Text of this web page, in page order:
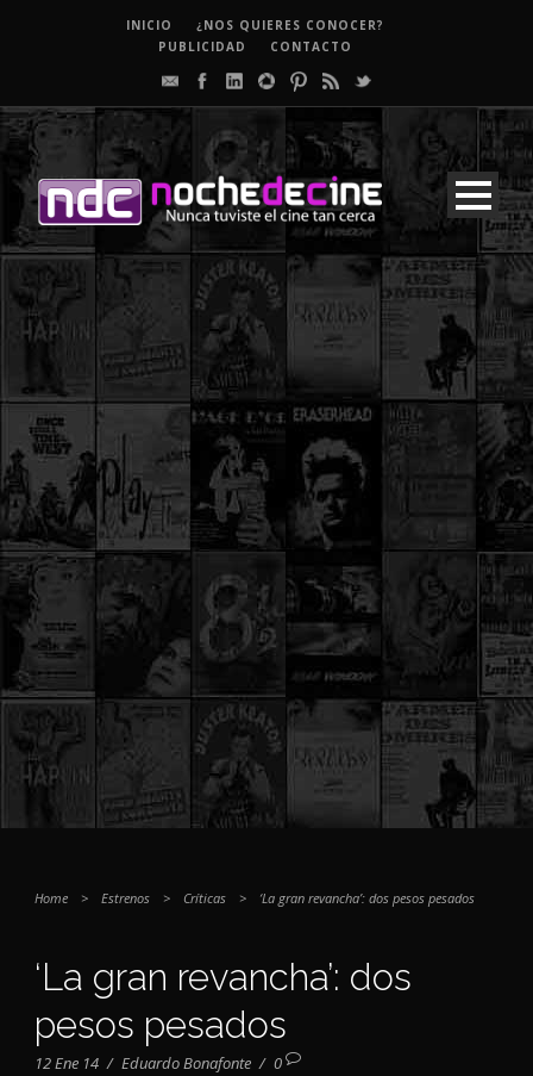
INICIO
¿NOS QUIERES CONOCER?
PUBLICIDAD
CONTACTO
Home > Estrenos > Críticas > ‘La gran revancha’: dos pesos pesados
‘La gran revancha’: dos
pesos pesados
12 Ene 14 / Eduardo Bonafonte / 0